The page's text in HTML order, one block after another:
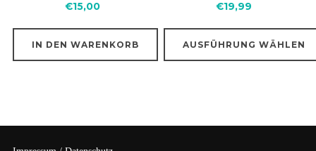
€15,00
IN DEN WARENKORB
€19,99
AUSFÜHRUNG WÄHLEN